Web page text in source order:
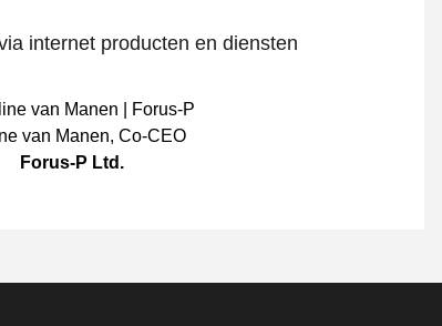
internet producten en diensten
van Manen, Co-CEO
Forus-P Ltd.